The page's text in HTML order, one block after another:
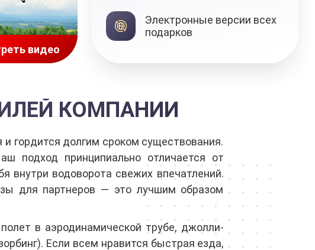
видео
Подарочные
сертификаты
Электронные версии всех
подарков
КОМПАНИИ
гордится долгим сроком существования.
подход принципиально отличается от
водоворота свежих впечатлений.
для партнеров — это лучшим образом
в аэродинамической трубе, джолли-
Если всем нравится быстрая езда,